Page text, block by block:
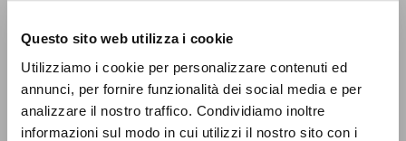
Questo sito web utilizza i cookie
Utilizziamo i cookie per personalizzare contenuti ed
annunci, per fornire funzionalità dei social media e per
analizzare il nostro traffico. Condividiamo inoltre
informazioni sul modo in cui utilizzi il nostro sito con i
Spirto Gentil, 31. [S.l.]: Philips,
2004. [CD-Audio + folleto].
0DOCUMENTI TROVATI